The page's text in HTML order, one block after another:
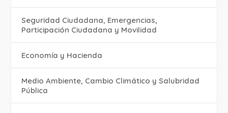
Seguridad Ciudadana, Emergencias,
Participación Ciudadana y Movilidad
Economía y Hacienda
Medio Ambiente, Cambio Climático y Salubridad
Pública